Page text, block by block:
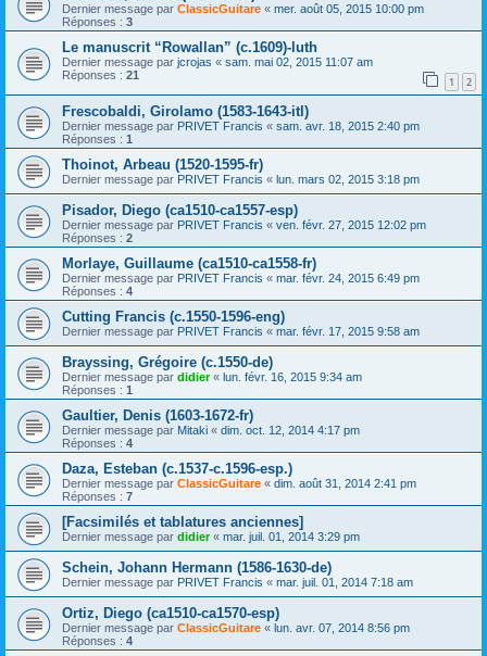
Dernier message par ClassicGuitare « mer. août 05, 2015 10:00 pm
Réponses : 3
Le manuscrit “Rowallan” (c.1609)-luth
Dernier message par jcrojas « sam. mai 02, 2015 11:07 am
Réponses : 21 1 2
Frescobaldi, Girolamo (1583-1643-itl)
Dernier message par PRIVET Francis « sam. avr. 18, 2015 2:40 pm
Réponses : 1
Thoinot, Arbeau (1520-1595-fr)
Dernier message par PRIVET Francis « lun. mars 02, 2015 3:18 pm
Pisador, Diego (ca1510-ca1557-esp)
Dernier message par PRIVET Francis « ven. févr. 27, 2015 12:02 pm
Réponses : 2
Morlaye, Guillaume (ca1510-ca1558-fr)
Dernier message par PRIVET Francis « mar. févr. 24, 2015 6:49 pm
Réponses : 4
Cutting Francis (c.1550-1596-eng)
Dernier message par PRIVET Francis « mar. févr. 17, 2015 9:58 am
Brayssing, Grégoire (c.1550-de)
Dernier message par didier« lun. févr. 16, 2015 9:34 am
Réponses : 1
Gaultier, Denis (1603-1672-fr)
Dernier message par Mitaki « dim. oct. 12, 2014 4:17 pm
Réponses : 4
Daza, Esteban (c.1537-c.1596-esp.)
Dernier message par ClassicGuitare « dim. août 31, 2014 2:41 pm
Réponses : 7
[Facsimilés et tablatures anciennes]
Dernier message par didier« mar. juil. 01, 2014 3:29 pm
Schein, Johann Hermann (1586-1630-de)
Dernier message par PRIVET Francis « mar. juil. 01, 2014 7:18 am
Ortiz, Diego (ca1510-ca1570-esp)
Dernier message par ClassicGuitare « lun. avr. 07, 2014 8:56 pm
Réponses : 4